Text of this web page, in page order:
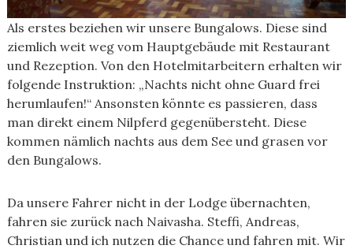
Als erstes beziehen wir unsere Bungalows. Diese sind
ziemlich weit weg vom Hauptgebäude mit Restaurant
und Rezeption. Von den Hotelmitarbeitern erhalten wir
folgende Instruktion: „Nachts nicht ohne Guard frei
herumlaufen!“ Ansonsten könnte es passieren, dass
man direkt einem Nilpferd gegenübersteht. Diese
kommen nämlich nachts aus dem See und grasen vor
den Bungalows.
Da unsere Fahrer nicht in der Lodge übernachten,
fahren sie zurück nach Naivasha. Steffi, Andreas,
Christian und ich nutzen die Chance und fahren mit. Wir